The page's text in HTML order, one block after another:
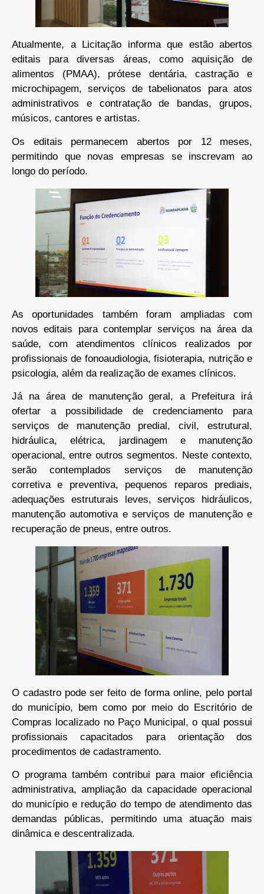
Atualmente, a Licitação informa que estão abertos
editais para diversas áreas, como aquisição de
alimentos (PMAA), prótese dentária, castração e
microchipagem, serviços de tabelionatos para atos
administrativos e contratação de bandas, grupos,
músicos, cantores e artistas.
Os editais permanecem abertos por 12 meses,
permitindo que novas empresas se inscrevam ao
longo do período.
As oportunidades também foram ampliadas com
novos editais para contemplar serviços na área da
saúde, com atendimentos clínicos realizados por
profissionais de fonoaudiologia, fisioterapia, nutrição e
psicologia, além da realização de exames clínicos.
Já na área de manutenção geral, a Prefeitura irá
ofertar a possibilidade de credenciamento para
serviços de manutenção predial, civil, estrutural,
hidráulica, elétrica, jardinagem e manutenção
operacional, entre outros segmentos. Neste contexto,
serão contemplados serviços de manutenção
corretiva e preventiva, pequenos reparos prediais,
adequações estruturais leves, serviços hidráulicos,
manutenção automotiva e serviços de manutenção e
recuperação de pneus, entre outros.
O cadastro pode ser feito de forma online, pelo portal
do município, bem como por meio do Escritório de
Compras localizado no Paço Municipal, o qual possui
profissionais capacitados para orientação dos
procedimentos de cadastramento.
O programa também contribui para maior eficiência
administrativa, ampliação da capacidade operacional
do município e redução do tempo de atendimento das
demandas públicas, permitindo uma atuação mais
dinâmica e descentralizada.